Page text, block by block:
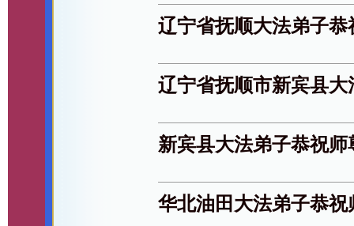
辽宁省抚顺大法弟子
辽宁省抚顺市新宾县
新宾县大法弟子恭祝
华北油田大法弟子恭